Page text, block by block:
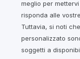
meglio per
risponda alle
Tuttavia, si noti
personalizzato
soggetti a